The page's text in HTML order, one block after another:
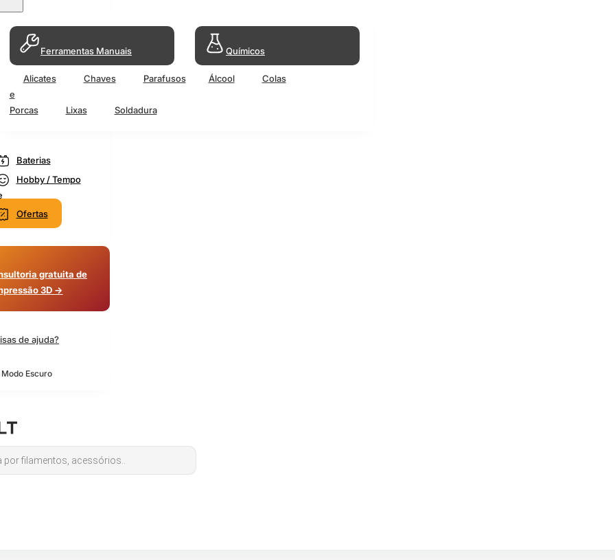
Ferramentas Manuais
Alicates Chaves
Parafusos
e
Porcas
Lixas Soldadura
Químicos
Álcool Colas
Baterias
Hobby / Tempo
Ofertas
gratuita de
3D →
de ajuda?
Escuro